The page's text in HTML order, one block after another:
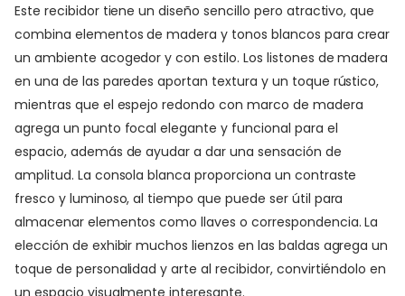
Este recibidor tiene un diseño sencillo pero atractivo, que
combina elementos de madera y tonos blancos para crear
un ambiente acogedor y con estilo. Los listones de madera
en una de las paredes aportan textura y un toque rústico,
mientras que el espejo redondo con marco de madera
agrega un punto focal elegante y funcional para el
espacio, además de ayudar a dar una sensación de
amplitud. La consola blanca proporciona un contraste
fresco y luminoso, al tiempo que puede ser útil para
almacenar elementos como llaves o correspondencia. La
elección de exhibir muchos lienzos en las baldas agrega un
toque de personalidad y arte al recibidor, convirtiéndolo en
un espacio visualmente interesante.